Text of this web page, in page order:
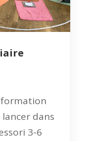
formation
dans
3-6